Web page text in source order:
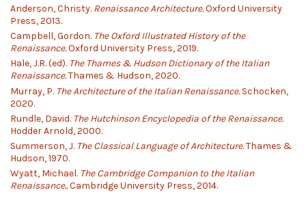
Anderson, Christy. Renaissance Architecture.Oxford University
Press, 2013.
Campbell, Gordon. The Oxford Illustrated History of the
Renaissance.Oxford University Press, 2019.
Hale, J.R. (ed). The Thames & Hudson Dictionary of the Italian
Renaissance.Thames & Hudson, 2020.
Murray, P. The Architecture of the Italian Renaissance.Schocken,
2020.
Rundle, David. The Hutchinson Encyclopedia of the Renaissance.
Hodder Arnold, 2000.
Summerson, J. The Classical Language of Architecture.Thames &
Hudson, 1970.
Wyatt, Michael. The Cambridge Companion to the Italian
Renaissance..Cambridge University Press, 2014.